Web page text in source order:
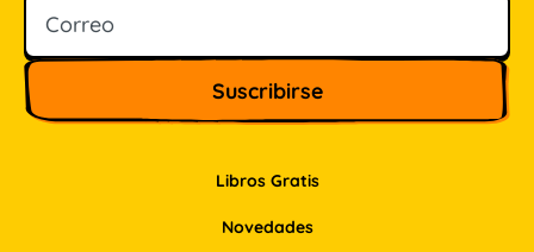
Libros Gratis
Novedades